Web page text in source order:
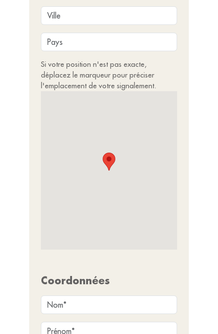
Si votre position n'est pas exacte,
déplacez le marqueur pour préciser
l'emplacement de votre signalement.
Coordonnées